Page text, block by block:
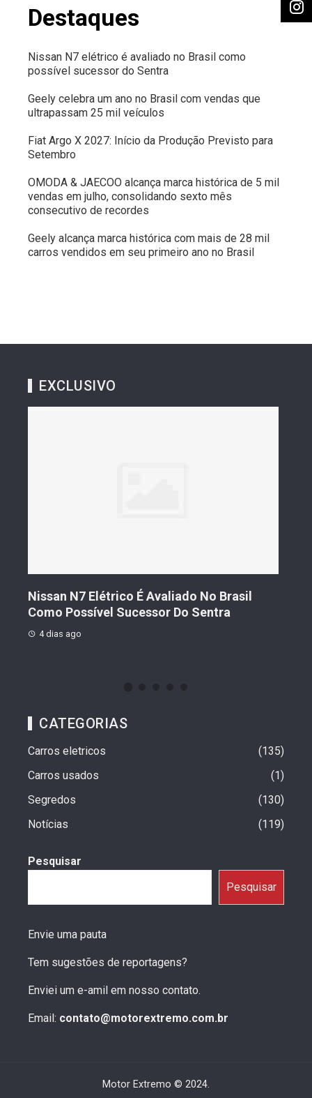
Destaques
Nissan N7 elétrico é avaliado no Brasil como
possível sucessor do Sentra
Geely celebra um ano no Brasil com vendas que
ultrapassam 25 mil veículos
Fiat Argo X 2027: Início da Produção Previsto para
Setembro
OMODA & JAECOO alcança marca histórica de 5 mil
vendas em julho, consolidando sexto mês
consecutivo de recordes
Geely alcança marca histórica com mais de 28 mil
carros vendidos em seu primeiro ano no Brasil
EXCLUSIVO
Nissan N7 Elétrico É Avaliado No Brasil
Como Possível Sucessor Do Sentra
4 dias ago
CATEGORIAS
Carros eletricos
135
Carros usados
1
Segredos
130
Notícias
119
Pesquisar
Pesquisar
Envie uma pauta
Tem sugestões de reportagens?
Enviei um e-amil em nosso contato.
Email: contato@motorextremo.com.br
Motor Extremo © 2024.